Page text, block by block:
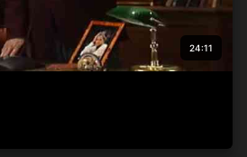
24:11